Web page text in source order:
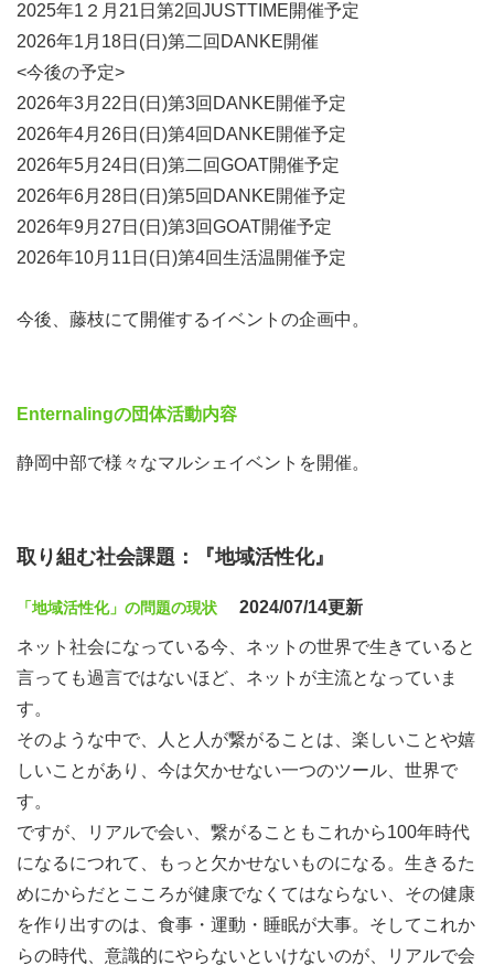
2025年1２月21日第2回JUSTTIME開催予定
2026年1月18日(日)第二回DANKE開催
<今後の予定>
2026年3月22日(日)第3回DANKE開催予定
2026年4月26日(日)第4回DANKE開催予定
2026年5月24日(日)第二回GOAT開催予定
2026年6月28日(日)第5回DANKE開催予定
2026年9月27日(日)第3回GOAT開催予定
2026年10月11日(日)第4回生活温開催予定
今後、藤枝にて開催するイベントの企画中。
Enternalingの団体活動内容
静岡中部で様々なマルシェイベントを開催。
取り組む社会課題：『地域活性化』
「地域活性化」の問題の現状 2024/07/14更新
ネット社会になっている今、ネットの世界で生きていると
言っても過言ではないほど、ネットが主流となっていま
す。
そのような中で、人と人が繋がることは、楽しいことや嬉
しいことがあり、今は欠かせない一つのツール、世界で
す。
ですが、リアルで会い、繋がることもこれから100年時代
になるにつれて、もっと欠かせないものになる。生きるた
めにからだとこころが健康でなくてはならない、その健康
を作り出すのは、食事・運動・睡眠が大事。そしてこれか
らの時代、意識的にやらないといけないのが、リアルで会